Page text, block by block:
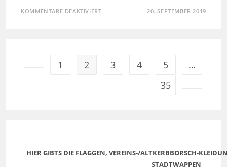
KOMMENTARE DEAKTIVIERT 20. SEPTEMBER 2019
1 2 3 4 5
…
35
HIER GIBTS DIE FLAGGEN, VEREINS-/ALTKERBBORSCH-
STADTWAPPEN